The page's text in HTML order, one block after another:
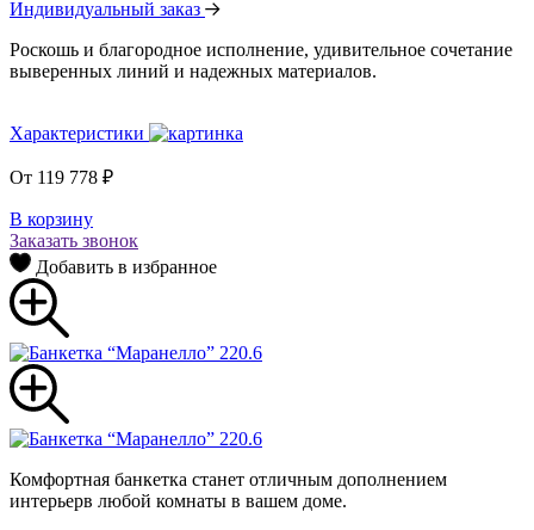
Индивидуальный заказ
Роскошь и благородное исполнение, удивительное сочетание
выверенных линий и надежных материалов.
Характеристики
От 119 778 ₽
В корзину
Заказать звонок
Добавить в избранное
Комфортная банкетка станет отличным дополнением
интерьерв любой комнаты в вашем доме.